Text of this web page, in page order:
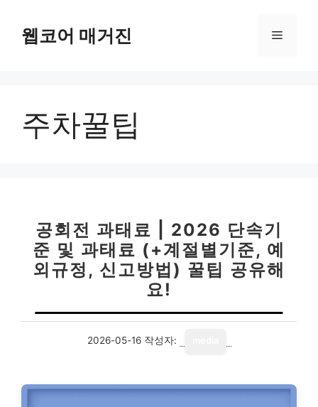
웹코어 매거진 메
주차꿀팁
공회전 과태료 | 2026 단속기
준 및 과태료 (+계절별기준, 예
외규정, 신고방법) 꿀팁 공유해
요!
2026-05-16 작성자: